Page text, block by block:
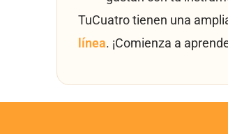
TuCuatro tienen una
línea. ¡Comienza a